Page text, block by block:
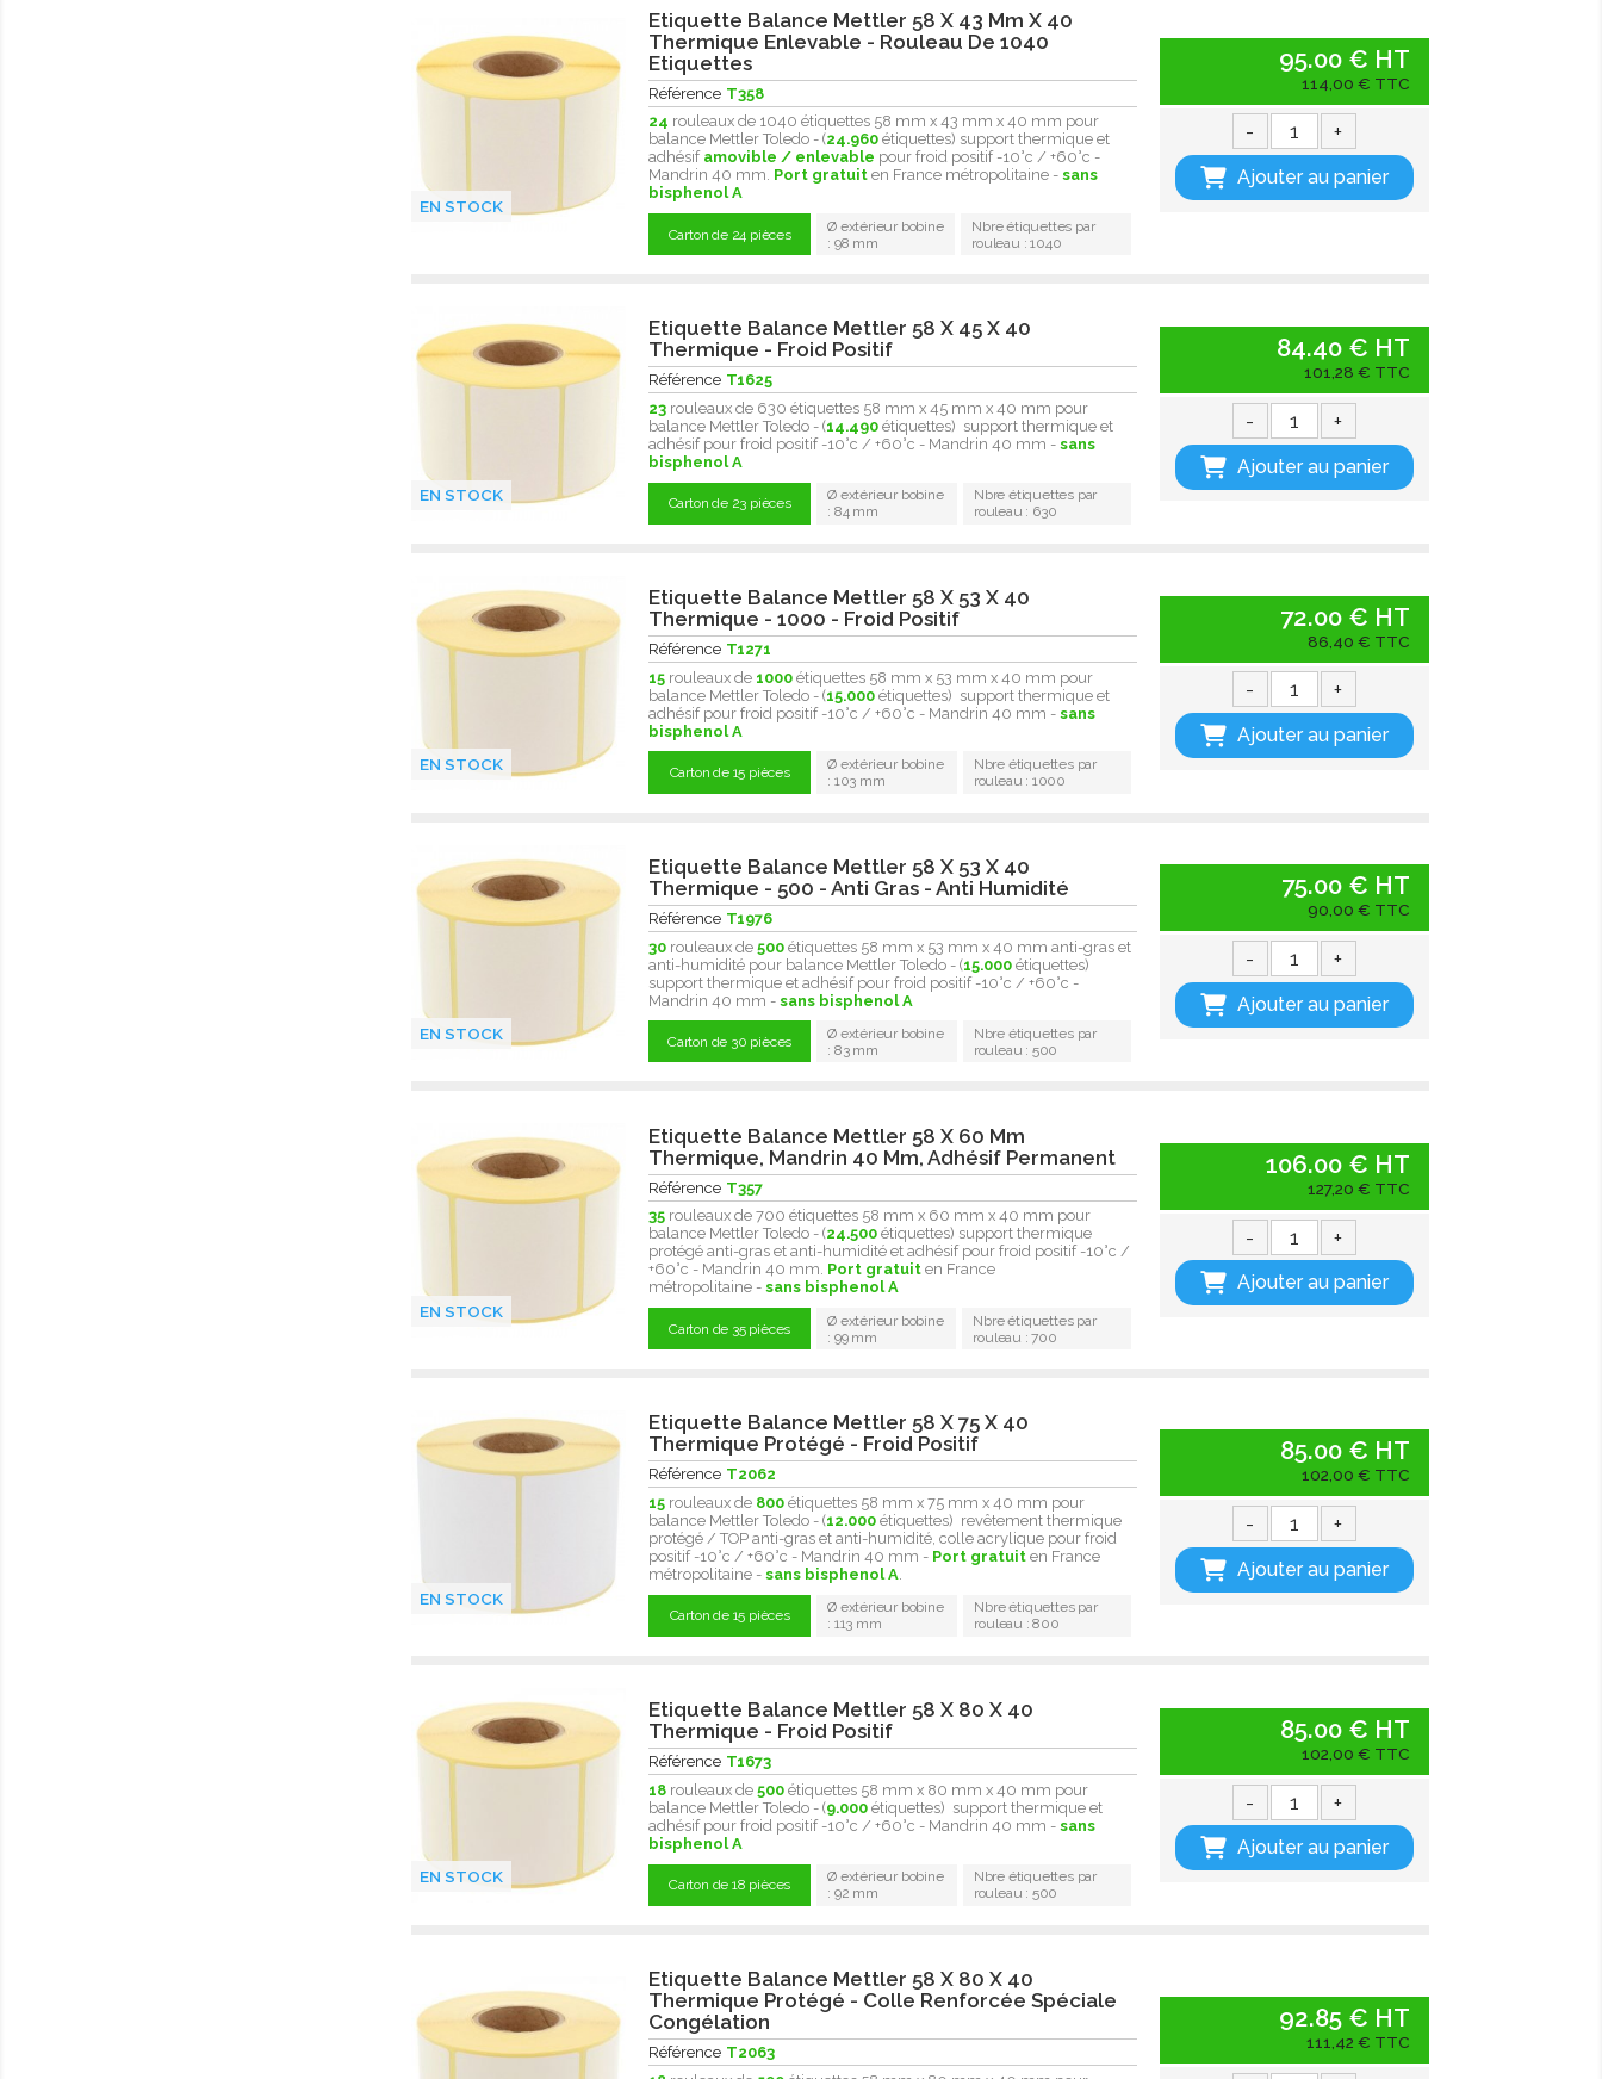
EN STOCK
Etiquette Balance Mettler 58 X 43 Mm X 40
Thermique Enlevable - Rouleau De 1040
Etiquettes
Référence T358
24 rouleaux de 1040 étiquettes 58 mm x 43 mm x 40 mm pour
balance Mettler Toledo - (24.960 étiquettes) support thermique et
adhésif amovible / enlevable pour froid positif -10°c / +60°c -
Mandrin 40 mm. Port gratuit en France métropolitaine -sans
bisphenol A
Carton de 24 pièces
Ø extérieur bobine
: 98 mm
Nbre étiquettes par
rouleau : 1040
95.00 € HT
114,00 € TTC
- +
Ajouter au panier
EN STOCK
Etiquette Balance Mettler 58 X 45 X 40
Thermique - Froid Positif
Référence T1625
23 rouleaux de 630 étiquettes 58 mm x 45 mm x 40 mm pour
balance Mettler Toledo - (14.490 étiquettes) support thermique et
adhésif pour froid positif -10°c / +60°c - Mandrin 40 mm -sans
bisphenol A
Carton de 23 pièces
Ø extérieur bobine
: 84 mm
Nbre étiquettes par
rouleau : 630
84.40 € HT
101,28 € TTC
- +
Ajouter au panier
EN STOCK
Etiquette Balance Mettler 58 X 53 X 40
Thermique - 1000 - Froid Positif
Référence T1271
15 rouleaux de 1000 étiquettes 58 mm x 53 mm x 40 mm pour
balance Mettler Toledo - (15.000 étiquettes) support thermique et
adhésif pour froid positif -10°c / +60°c - Mandrin 40 mm -sans
bisphenol A
Carton de 15 pièces
Ø extérieur bobine
: 103 mm
Nbre étiquettes par
rouleau : 1000
72.00 € HT
86,40 € TTC
- +
Ajouter au panier
EN STOCK
Etiquette Balance Mettler 58 X 53 X 40
Thermique - 500 - Anti Gras - Anti Humidité
Référence T1976
30 rouleaux de500 étiquettes 58 mm x 53 mm x 40 mm anti-gras et
anti-humidité pour balance Mettler Toledo - (15.000 étiquettes)
support thermique et adhésif pour froid positif -10°c / +60°c -
Mandrin 40 mm -sans bisphenol A
Carton de 30 pièces
Ø extérieur bobine
: 83 mm
Nbre étiquettes par
rouleau : 500
75.00 € HT
90,00 € TTC
- +
Ajouter au panier
EN STOCK
Etiquette Balance Mettler 58 X 60 Mm
Thermique, Mandrin 40 Mm, Adhésif Permanent
Référence T357
35 rouleaux de 700 étiquettes 58 mm x 60 mm x 40 mm pour
balance Mettler Toledo - (24.500 étiquettes) support thermique
protégé anti-gras et anti-humidité et adhésif pour froid positif -10°c /
+60°c - Mandrin 40 mm. Port gratuit en France
métropolitaine -sans bisphenol A
Carton de 35 pièces
Ø extérieur bobine
: 99 mm
Nbre étiquettes par
rouleau : 700
106.00 € HT
127,20 € TTC
- +
Ajouter au panier
EN STOCK
Etiquette Balance Mettler 58 X 75 X 40
Thermique Protégé - Froid Positif
Référence T2062
15 rouleaux de 800 étiquettes 58 mm x 75 mm x 40 mm pour
balance Mettler Toledo - (12.000 étiquettes) revêtement thermique
protégé / TOP anti-gras et anti-humidité, colle acrylique pour froid
positif -10°c / +60°c - Mandrin 40 mm - Port gratuit en France
métropolitaine -sans bisphenol A.
Carton de 15 pièces
Ø extérieur bobine
: 113 mm
Nbre étiquettes par
rouleau : 800
85.00 € HT
102,00 € TTC
- +
Ajouter au panier
EN STOCK
Etiquette Balance Mettler 58 X 80 X 40
Thermique - Froid Positif
Référence T1673
18 rouleaux de500 étiquettes 58 mm x 80 mm x 40 mm pour
balance Mettler Toledo - (9.000 étiquettes) support thermique et
adhésif pour froid positif -10°c / +60°c - Mandrin 40 mm -sans
bisphenol A
Carton de 18 pièces
Ø extérieur bobine
: 92 mm
Nbre étiquettes par
rouleau : 500
85.00 € HT
102,00 € TTC
- +
Ajouter au panier
Etiquette Balance Mettler 58 X 80 X 40
Thermique Protégé - Colle Renforcée Spéciale
Congélation
Référence T2063
92.85 € HT
111,42 € TTC